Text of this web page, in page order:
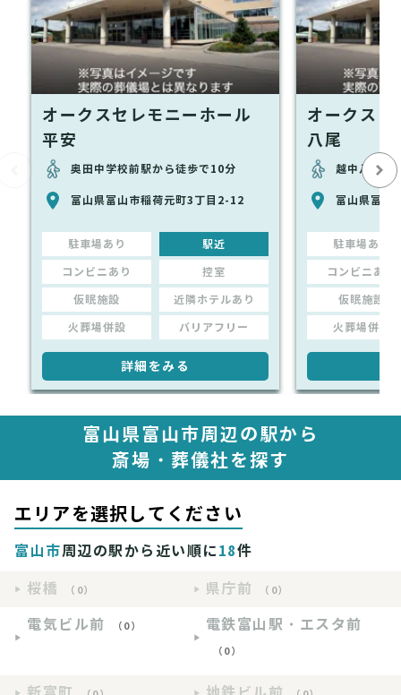
オークスセレモニーホール
平安
奥田中学校前駅から徒歩で10分
富山県富山市稲荷元町3丁目2-12
駐車場あり 駅近
コンビニあり 控室
仮眠施設 近隣ホテルあり
火葬場併設 バリアフリー
詳細をみる
オークス
八尾
越中八尾駅
富山県富山
駐車場あり
コンビニあり
仮眠施設
火葬場併設
富山県富山市周辺の駅から
斎場・葬儀社を探す
エリアを選択してください
富山市周辺の駅から近い順に18件
桜橋
（0） 県庁前 （0）
電気ビル前 （0） 電鉄富山駅・エスタ前
（0）